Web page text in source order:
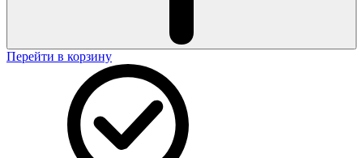
Перейти в корзину